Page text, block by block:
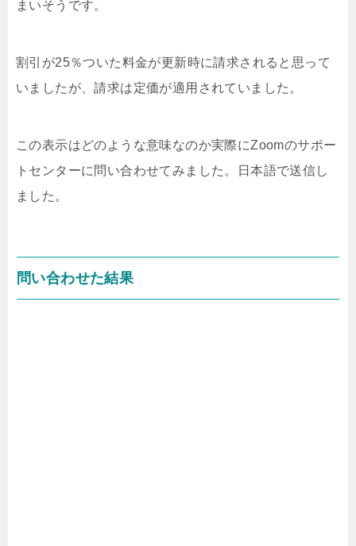
まいそうです。
割引が25％ついた料金が更新時に請求されると思って
いましたが、請求は定価が適用されていました。
この表示はどのような意味なのか実際にZoomのサポー
トセンターに問い合わせてみました。日本語で送信し
ました。
問い合わせた結果